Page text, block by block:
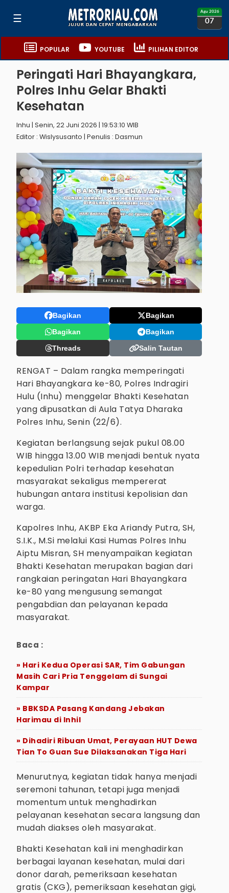
☰
Agu 2026
07
POPULAR YOUTUBE PILIHAN EDITOR
Peringati Hari Bhayangkara,
Polres Inhu Gelar Bhakti
Kesehatan
Inhu | Senin, 22 Juni 2026 | 19:53:10 WIB
Editor : Wislysusanto | Penulis : Dasmun
Bagikan
Bagikan
Bagikan
Bagikan
Threads
Salin Tautan
RENGAT – Dalam rangka memperingati
Hari Bhayangkara ke-80, Polres Indragiri
Hulu (Inhu) menggelar Bhakti Kesehatan
yang dipusatkan di Aula Tatya Dharaka
Polres Inhu, Senin (22/6).
Kegiatan berlangsung sejak pukul 08.00
WIB hingga 13.00 WIB menjadi bentuk nyata
kepedulian Polri terhadap kesehatan
masyarakat sekaligus mempererat
hubungan antara institusi kepolisian dan
warga.
Kapolres Inhu, AKBP Eka Ariandy Putra, SH,
S.I.K., M.Si melalui Kasi Humas Polres Inhu
Aiptu Misran, SH menyampaikan kegiatan
Bhakti Kesehatan merupakan bagian dari
rangkaian peringatan Hari Bhayangkara
ke-80 yang mengusung semangat
pengabdian dan pelayanan kepada
masyarakat.
Baca :
» Hari Kedua Operasi SAR, Tim Gabungan
Masih Cari Pria Tenggelam di Sungai
Kampar
» BBKSDA Pasang Kandang Jebakan
Harimau di Inhil
» Dihadiri Ribuan Umat, Perayaan HUT Dewa
Tian To Guan Sue Dilaksanakan Tiga Hari
Menurutnya, kegiatan tidak hanya menjadi
seremoni tahunan, tetapi juga menjadi
momentum untuk menghadirkan
pelayanan kesehatan secara langsung dan
mudah diakses oleh masyarakat.
Bhakti Kesehatan kali ini menghadirkan
berbagai layanan kesehatan, mulai dari
donor darah, pemeriksaan kesehatan
gratis (CKG), pemeriksaan kesehatan gigi,